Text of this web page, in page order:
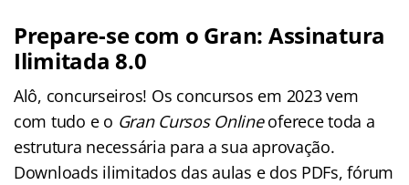
Prepare-se com o Gran: Assinatura
Ilimitada 8.0
Alô, concurseiros! Os concursos em 2023 vem
com tudo e o Gran Cursos Onlineoferece toda a
estrutura necessária para a sua aprovação.
Downloads ilimitados das aulas e dos PDFs, fórum